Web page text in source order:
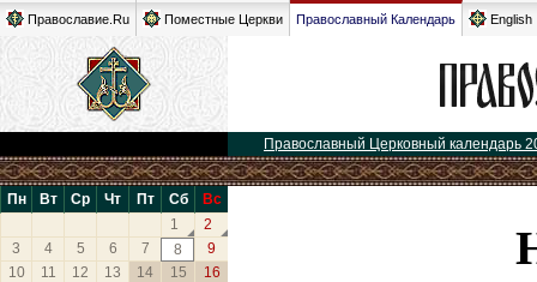
Православие.Ru Поместные Церкви Православный Календарь English
Православный Церковный календарь
Пн Вт Ср Чт Пт Сб
Вс
1
2
3
4 5 6 7 8
9
10
11 12 13 14 15
16